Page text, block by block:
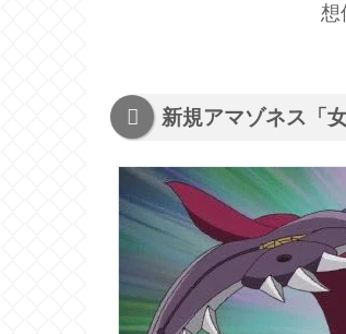
想
新規アマゾネス「